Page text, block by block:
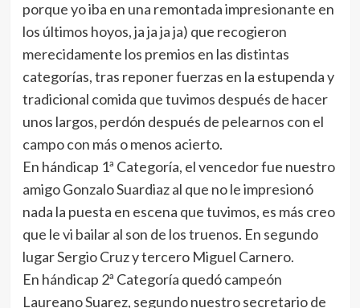
porque yo iba en una remontada impresionante en
los últimos hoyos, ja ja ja ja) que recogieron
merecidamente los premios en las distintas
categorías, tras reponer fuerzas en la estupenda y
tradicional comida que tuvimos después de hacer
unos largos, perdón después de pelearnos con el
campo con más o menos acierto.
En hándicap 1ª Categoría, el vencedor fue nuestro
amigo Gonzalo Suardiaz al que no le impresionó
nada la puesta en escena que tuvimos, es más creo
que le vi bailar al son de los truenos. En segundo
lugar Sergio Cruz y tercero Miguel Carnero.
En hándicap 2ª Categoría quedó campeón
Laureano Suarez, segundo nuestro secretario de